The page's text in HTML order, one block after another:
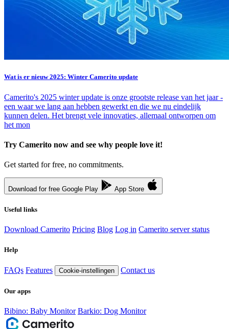
Wat is er nieuw 2025: Winter Camerito update
Camerito's 2025 winter update is onze grootste release van het jaar -
een waar we lang aan hebben gewerkt en die we nu eindelijk
kunnen delen. Het brengt vele innovaties, allemaal ontworpen om
het mon
Try Camerito now and see why people love it!
Get started for free, no commitments.
Download for free Google Play App Store
Useful links
Download Camerito Pricing Blog Log in Camerito server status
Help
FAQs Features Cookie-instellingen Contact us
Our apps
Bibino: Baby Monitor Barkio: Dog Monitor